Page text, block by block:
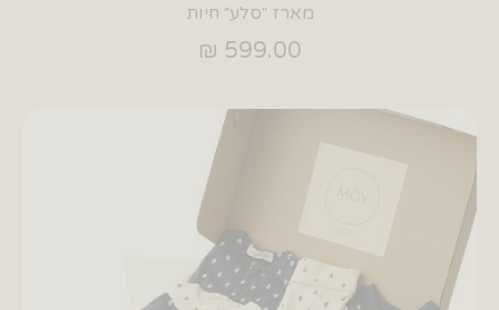
מארז ״סלע״ חיות
599.00 ₪